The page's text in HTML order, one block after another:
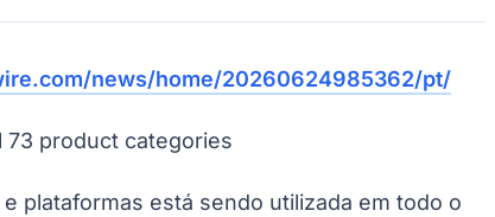
Taboão da SerraEmbu das ArtesSão Roque
news/home/20260624985362/pt/
73 product categories
plataformas está sendo utilizada em todo o